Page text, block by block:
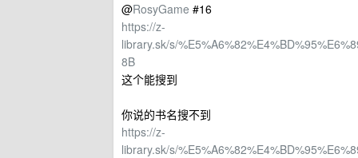
@RosyGame #16
https://z-
library.sk/s/
8B
这个能搜到
你说的书名搜不到
https://z-
library.sk/s/